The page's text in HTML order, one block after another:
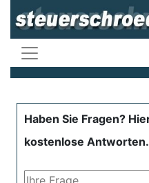
Haben Sie Fragen?
kostenlose Antworten.